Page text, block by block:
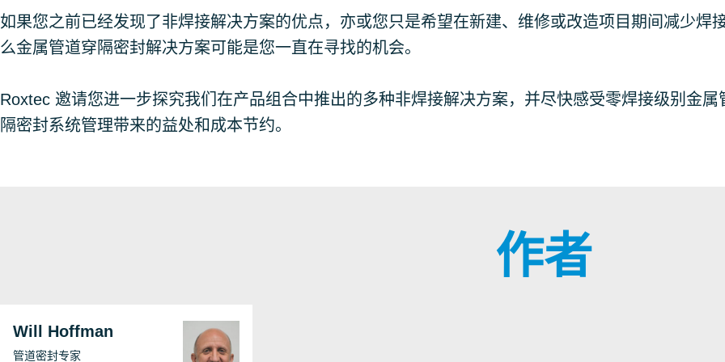
如果您之前已经发现了非焊接解决方案的优点，亦或您只是希望在新建、维修或改造项目期间减少焊
么金属管道穿隔密封解决方案可能是您一直在寻找的机会。
Roxtec 邀请您进一步探究我们在产品组合中推出的多种非焊接解决方案，并尽快感受零焊接级别金属
隔密封系统管理带来的益处和成本节约。
作者
Will Hoffman
管道密封专家